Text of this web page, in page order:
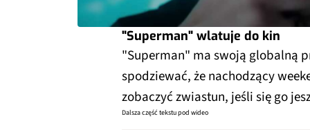
"Superman" wlatuje do kin
"Superman" ma swoją globalną
spodziewać, że nachodzący
zobaczyć zwiastun, jeśli się go
Dalsza część tekstu pod wideo